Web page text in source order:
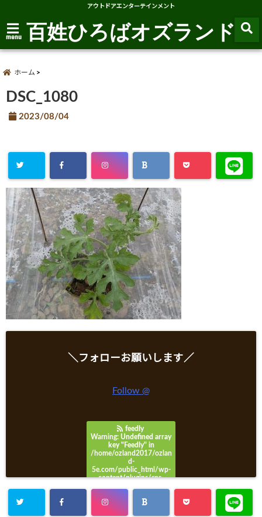
アウトドアエンターテインメント
menu 百姓ひろばオズランド
ホーム
DSC_1080
2023/08/04
＼フォローお願いします／
Follow @
feedly
Warning: Undefined array
key "Feedly" in
/home/ozland2017/ozlan
d-
5e.com/public_html/wp-
content/plugins/sns-